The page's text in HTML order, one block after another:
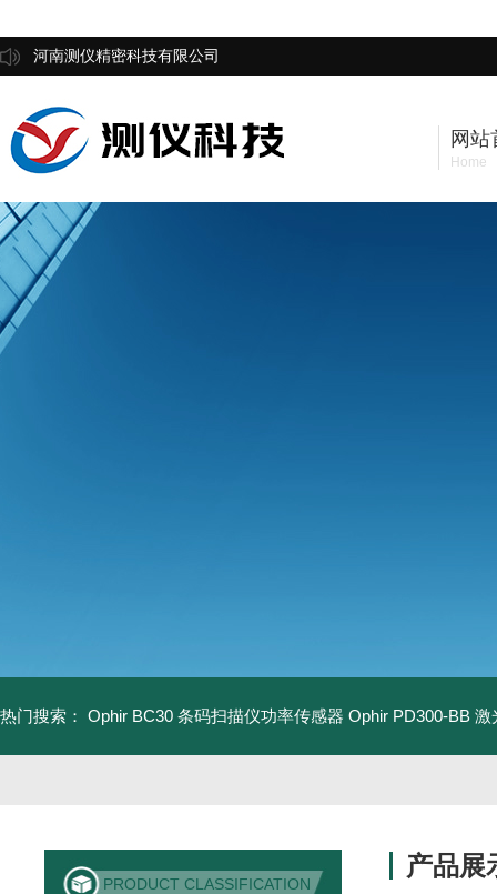
河南测仪精密科技有限公司
网站
Home
热门搜索： Ophir BC30 条码扫描仪功率传感器 Ophir PD300-BB
PRODUCT CLASSIFICATION
产品展